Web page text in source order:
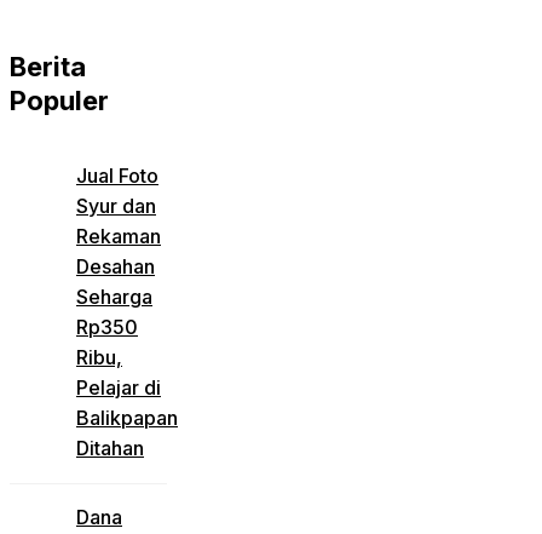
Berita
Populer
Jual Foto
Syur dan
Rekaman
Desahan
Seharga
Rp350
Ribu,
Pelajar di
Balikpapan
Ditahan
Dana